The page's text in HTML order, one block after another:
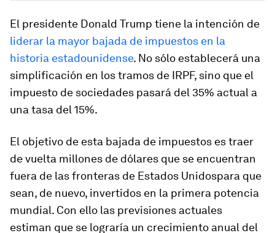
El presidente Donald Trump tiene la intención de
liderar la mayor bajada de impuestos en la
historia estadounidense. No sólo establecerá una
simplificación en los tramos de IRPF, sino que el
impuesto de sociedades pasará del 35% actual a
una tasa del 15%.
El objetivo de esta bajada de impuestos es traer
de vuelta millones de dólares que se encuentran
fuera de las fronteras de Estados Unidospara que
sean, de nuevo, invertidos en la primera potencia
mundial. Con ello las previsiones actuales
estiman que se lograría un crecimiento anual del